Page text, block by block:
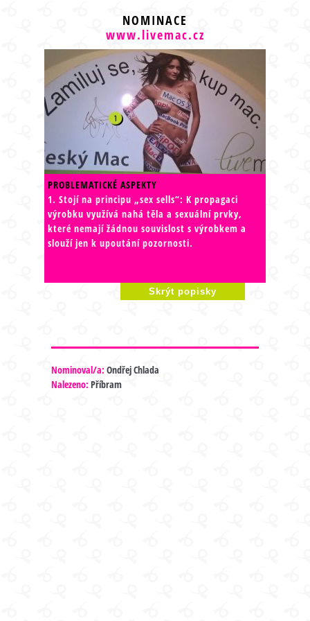
NOMINACE
www.livemac.cz
PROBLEMATICKÉ ASPEKTY
1. Stojí na principu „sex sells“: K propagaci
výrobku využívá nahá těla a sexuální prvky,
které nemají žádnou souvislost s výrobkem a
slouží jen k upoutání pozornosti.
Skrýt popisky
Nominoval/a: Ondřej Chlada
Nalezeno: Příbram